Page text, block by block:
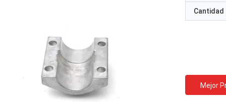
Cantidad
Mejor